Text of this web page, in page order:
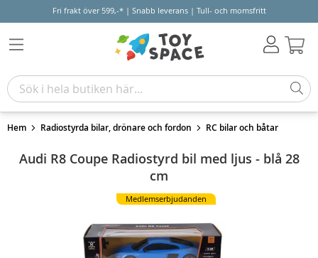
Fri frakt över 599,-* | Snabb leverans | Tull- och momsfritt
Hem Radiostyrda bilar, drönare och fordon RC bilar och båtar
Audi R8 Coupe Radiostyrd bil med ljus - blå 28
cm
Medlemserbjudanden